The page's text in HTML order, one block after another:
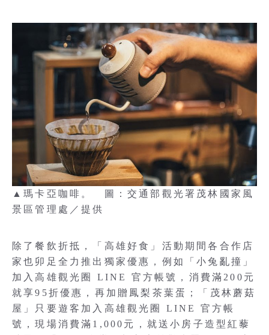
▲瑪卡亞咖啡。 圖：交通部觀光署茂林國家風
景區管理處／提供
除了餐飲折抵，「高雄好食」活動期間各合作店
家也卯足全力推出獨家優惠，例如「小兔亂撞」
加入高雄觀光圈 LINE 官方帳號，消費滿200元
就享95折優惠，再加贈鳳梨茶葉蛋；「茂林蘑菇
屋」只要遊客加入高雄觀光圈 LINE 官方帳
號，現場消費滿1,000元，就送小房子造型紅藜